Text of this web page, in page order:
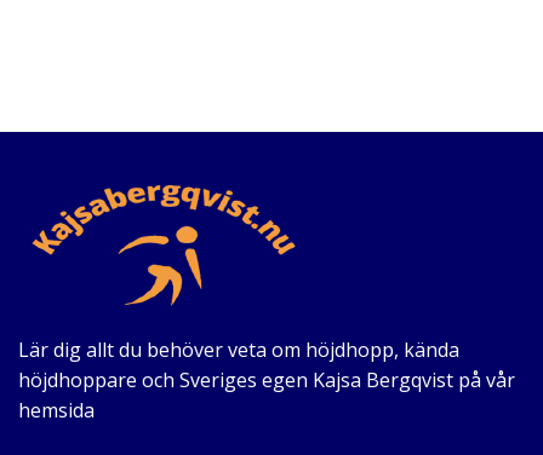
Lär dig allt du behöver veta om höjdhopp, kända
höjdhoppare och Sveriges egen Kajsa Bergqvist på vår
hemsida